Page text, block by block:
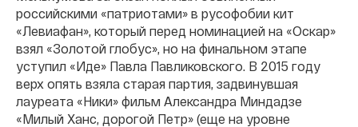
российскими «патриотами» в русофобии кит
«Левиафан», который перед номинацией на «Оскар»
взял «Золотой глобус», но на финальном этапе
уступил «Иде» Павла Павликовского. В 2015 году
верх опять взяла старая партия, задвинувшая
лауреата «Ники» фильм Александра Миндадзе
«Милый Ханс, дорогой Петр» (еще на уровне